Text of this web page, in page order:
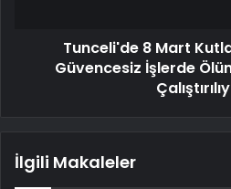
Tunceli'de 8 Mart
Güvencesiz İşlerde
İlgili Makaleler